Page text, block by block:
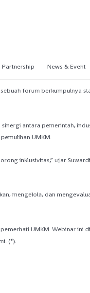
Partnership News & Event
forum berkumpulnya
antara pemerintah,
UMKM.
inklusivitas,” ujar
mengelola, dan
UMKM. Webinar ini
(*).